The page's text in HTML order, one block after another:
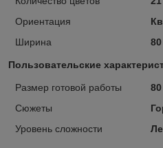
Ориентация
Ширина
Пользовательские
Размер готовой работы
Сюжеты
Уровень сложности